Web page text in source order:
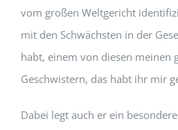
vom großen Weltgericht
mit den Schwächsten in der
habt, einem von diesen meinen
Geschwistern, das habt ihr mir
Dabei legt auch er ein